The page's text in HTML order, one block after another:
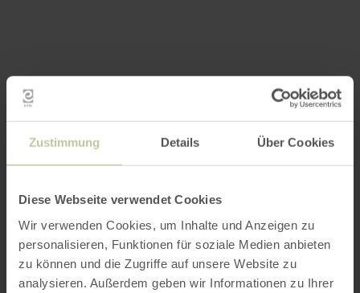
Zustimmung Details Über Cookies
Diese Webseite verwendet Cookies
Wir verwenden Cookies, um Inhalte und Anzeigen zu
personalisieren, Funktionen für soziale Medien anbieten
zu können und die Zugriffe auf unsere Website zu
analysieren. Außerdem geben wir Informationen zu Ihrer